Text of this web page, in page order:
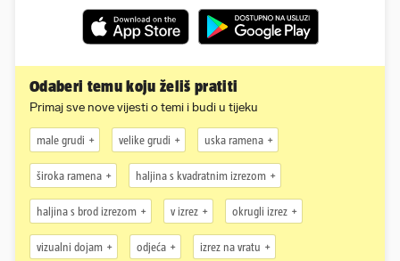
Odaberi temu koju želiš pratiti
Primaj sve nove vijesti o temi i budi u tijeku
male grudi velike grudi uska ramena
široka ramena haljina s kvadratnim izrezom
haljina s brod izrezom v izrez okrugli izrez
vizualni dojam odjeća izrez na vratu